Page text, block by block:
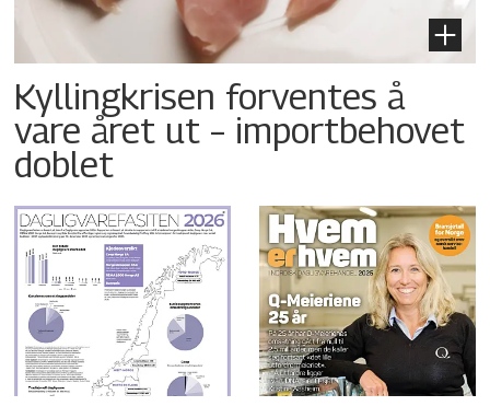
Kyllingkrisen forventes å
vare året ut – importbehovet
doblet